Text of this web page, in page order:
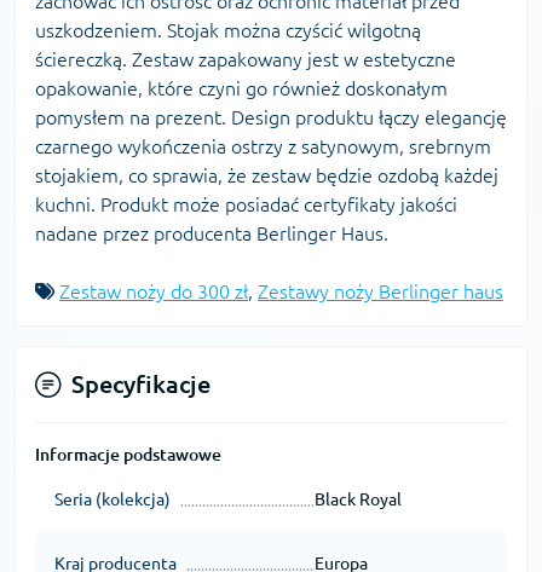
uszkodzeniem. Stojak można czyścić wilgotną
ściereczką. Zestaw zapakowany jest w estetyczne
opakowanie, które czyni go również doskonałym
pomysłem na prezent. Design produktu łączy elegancję
czarnego wykończenia ostrzy z satynowym, srebrnym
stojakiem, co sprawia, że zestaw będzie ozdobą każdej
kuchni. Produkt może posiadać certyfikaty jakości
nadane przez producenta Berlinger Haus.
Zestaw noży do 300 zł, Zestawy noży Berlinger haus
Specyfikacje
Informacje podstawowe
Seria (kolekcja) Black Royal
Kraj producenta Europa